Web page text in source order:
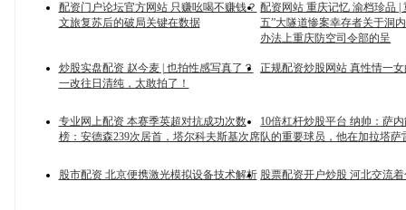
配资门户论坛官方网站 只赚吆喝不赚钱？
文旅复苏后的破局关键在数据
配资网站 重庆记忆 渝档珍品 |
五”大隧道惨案幸存者关于洞
办法上重庆防空司令部的呈
炒股实盘配资 赵今麦 | 也拍性感写真了？
一改往日清纯，太敢拍了！
正规配资炒股网站 真性情一
专业网上配资 本赛季英超对抗成功次数
榜：安德森239次居首，塔尔科夫斯基次席
10倍杠杆炒股平台 纳帅：萨
队的重要球员，他在加拉塔萨
股市配资 北京便携激光模拟设备技术解析 股票配资开户炒股 河北交流